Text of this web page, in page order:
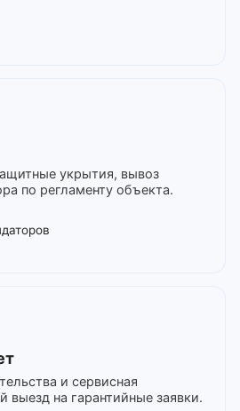
укрытия, вывоз
по регламенту объекта.
и сервисная
на гарантийные заявки.